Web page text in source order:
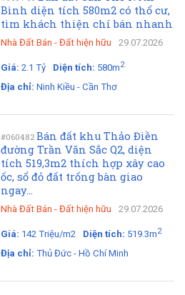
Bình diện tích 580m2 có thổ cư,
tìm khách thiện chí bán nhanh
Nhà Đất Bán - Đất hiện hữu 29.07.2026
Giá: 2.1 Tỷ Diện tích: 580m2
Địa chỉ: Ninh Kiều - Cần Thơ
#060482 Bán đất khu Thảo Điền
đường Trần Văn Sắc Q2, diện
tích 519,3m2 thích hợp xây cao
ốc, sổ đỏ đất trống bàn giao
ngay...
Nhà Đất Bán - Đất hiện hữu 29.07.2026
Giá: 142 Triệu/m2 Diện tích: 519.3m2
Địa chỉ: Thủ Đức - Hồ Chí Minh